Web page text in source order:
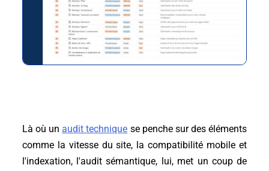
Là où un audit technique se penche sur des éléments
comme la vitesse du site, la compatibilité mobile et
l'indexation, l'audit sémantique, lui, met un coup de